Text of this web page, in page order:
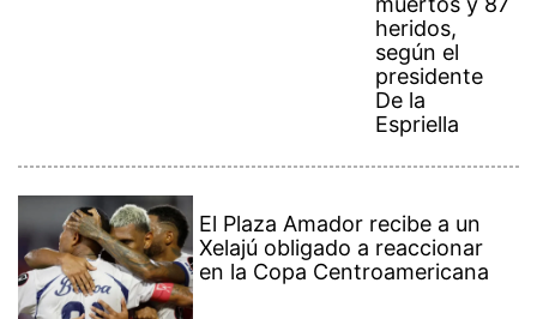
heridos,
según el
presidente
De la
Espriella
El Plaza Amador recibe a un
Xelajú obligado a reaccionar
en la Copa Centroamericana